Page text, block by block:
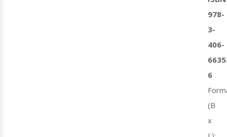
978-
3-
406-
6
(B
x